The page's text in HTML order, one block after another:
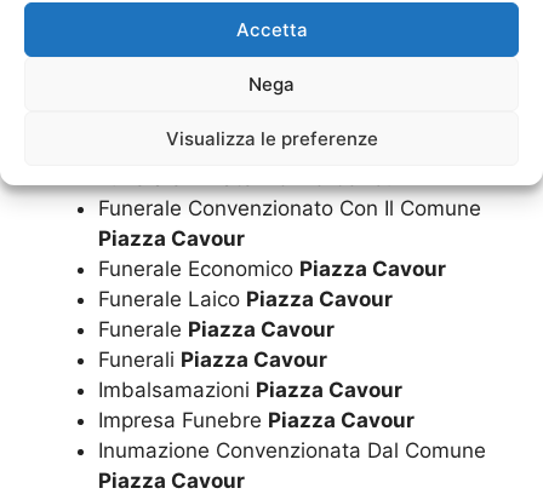
Accetta
Nega
Visualizza le preferenze
Piazza Cavour
Esumazione SalmaPiazza Cavour
Finanziamento Per Funerale A Rate
Piazza Cavour
Funerale Convenzionato Con Il Comune
Piazza Cavour
Funerale Economico Piazza Cavour
Funerale Laico Piazza Cavour
Funerale Piazza Cavour
Funerali Piazza Cavour
Imbalsamazioni Piazza Cavour
Impresa Funebre Piazza Cavour
Inumazione Convenzionata Dal Comune
Piazza Cavour